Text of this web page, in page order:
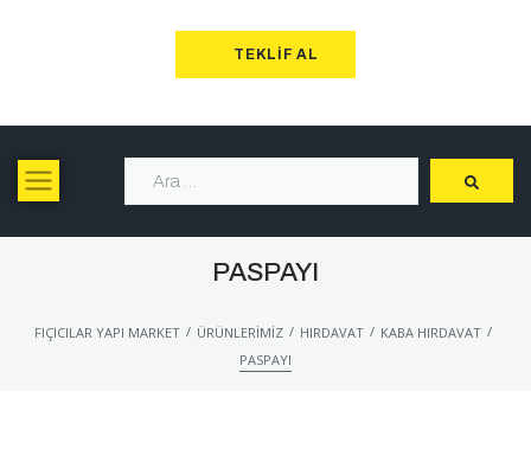
TEKLIF AL
PASPAYI
FIÇICILAR YAPI MARKET / ÜRÜNLERIMIZ / HIRDAVAT / KABA HIRDAVAT /
PASPAYI